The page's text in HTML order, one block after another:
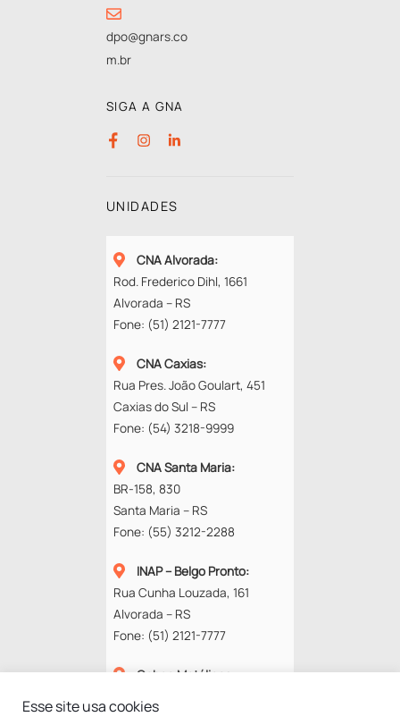
dpo@gnars.co
m.br
SIGA A GNA
UNIDADES
CNA Alvorada:
Rod. Frederico Dihl, 1661
Alvorada – RS
Fone: (51) 2121-7777
CNA Caxias:
Rua Pres. João Goulart, 451
Caxias do Sul – RS
Fone: (54) 3218-9999
CNA Santa Maria:
BR-158, 830
Santa Maria – RS
Fone: (55) 3212-2288
INAP – Belgo Pronto:
Rua Cunha Louzada, 161
Alvorada – RS
Fone: (51) 2121-7777
Cobec Metálicos
94834-670 – Alvorada – RS
Esse site usa cookies